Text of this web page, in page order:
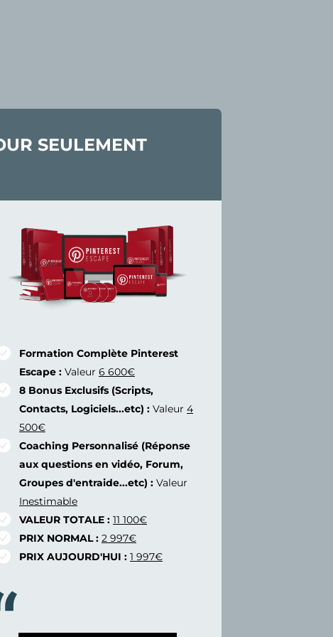
SEULEMENT
Formation Complète Pinterest
Escape : Valeur 6 600€
8 Bonus Exclusifs (Scripts,
Contacts, Logiciels...etc) : Valeur 4
500€
Coaching Personnalisé (Réponse
aux questions en vidéo, Forum,
Groupes d'entraide...etc) : Valeur
Inestimable
VALEUR TOTALE : 11 100€
PRIX NORMAL : 2 997€
PRIX AUJOURD'HUI : 1 997€